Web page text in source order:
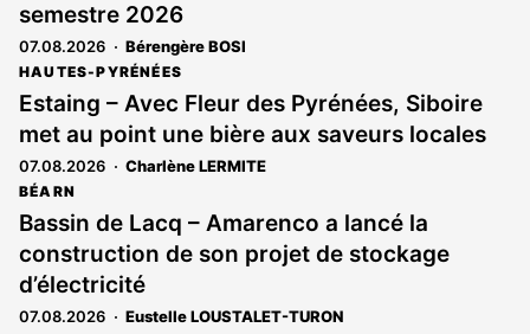
semestre 2026
07.08.2026 Bérengère BOSI
HAUTES-PYRÉNÉES
Estaing – Avec Fleur des Pyrénées, Siboire
met au point une bière aux saveurs locales
07.08.2026 Charlène LERMITE
BÉARN
Bassin de Lacq – Amarenco a lancé la
construction de son projet de stockage
d’électricité
07.08.2026 Eustelle LOUSTALET-TURON